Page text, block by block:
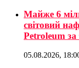
Майже 6
світовий
Petroleum за
05.08.2026,